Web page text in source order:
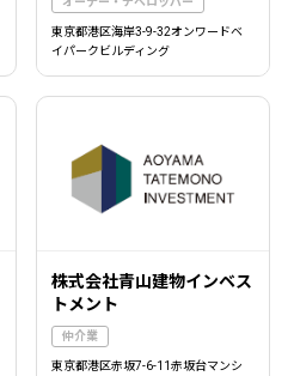
東京都港区海岸3-9-32オンワードベ
イパークビルディング
株式会社青山建物インベス
トメント
仲介業
東京都港区赤坂7-6-11赤坂台マンシ